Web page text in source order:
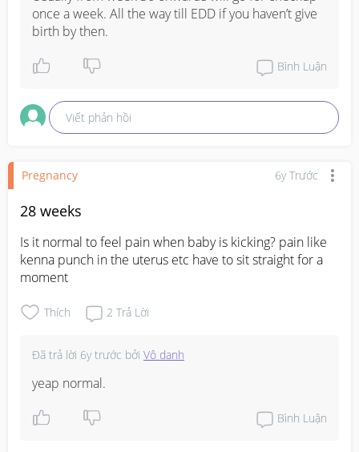
once a week. All the way till EDD if you haven’t give
birth by then.
Bình Luận
Viết phản hồi
Pregnancy 6y Trước
28 weeks
Is it normal to feel pain when baby is kicking? pain like
kenna punch in the uterus etc have to sit straight for a
moment
Thích 2 Trả Lời
Đã trả lời 6y trước bởi Vô danh
yeap normal.
Bình Luận